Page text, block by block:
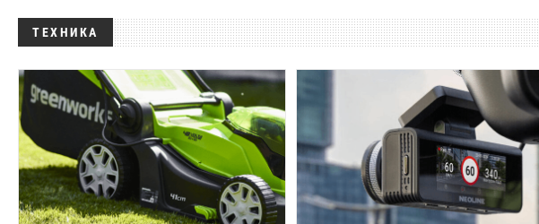
ТЕХНИКА